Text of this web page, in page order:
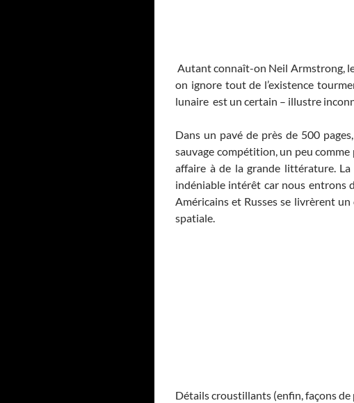
Autant connaît-on Neil Armstrong,
on ignore tout de l’existence
lunaire est un certain – illustre
Dans un pavé de près de 500
sauvage compétition, un peu comme
affaire à de la grande littérature.
indéniable intérêt car nous entrons
Américains et Russes se livrèrent
spatiale.
Détails croustillants (enfin, façons de